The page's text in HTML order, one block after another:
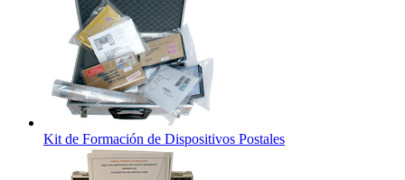
Kit de Formación de Dispositivos Postales